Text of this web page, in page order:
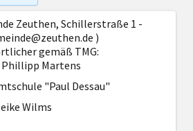
Zeuthen, Schillerstraße 1 -
)
gemäß TMG:
Martens
"Paul Dessau"
Wilms